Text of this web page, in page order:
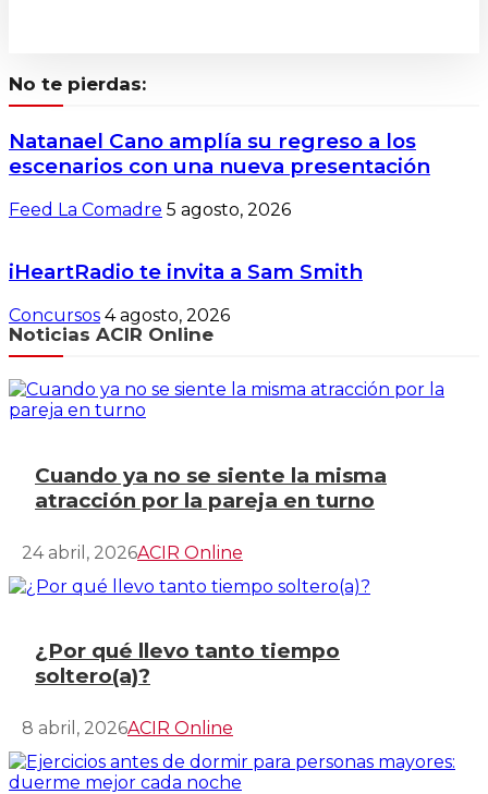
No te pierdas:
Natanael Cano amplía su regreso a los
escenarios con una nueva presentación
Feed La Comadre 5 agosto, 2026
iHeartRadio te invita a Sam Smith
Concursos 4 agosto, 2026
Noticias ACIR Online
Cuando ya no se siente la misma
atracción por la pareja en turno
24 abril, 2026ACIR Online
¿Por qué llevo tanto tiempo
soltero(a)?
8 abril, 2026ACIR Online